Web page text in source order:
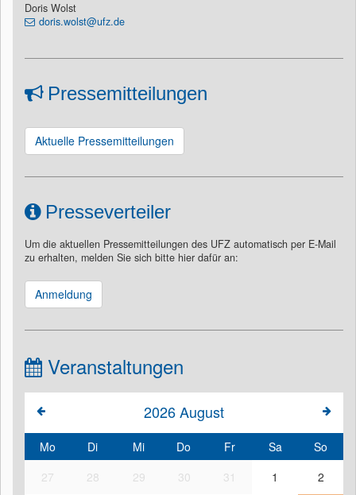
Doris Wolst
doris.wolst@ufz.de
Pressemitteilungen
Aktuelle Pressemitteilungen
Presseverteiler
Um die aktuellen Pressemitteilungen des UFZ automatisch per E-Mail
zu erhalten, melden Sie sich bitte hier dafür an:
Anmeldung
Veranstaltungen
2026August
Mo Di Mi Do Fr Sa
So
27
28 29 30 31 1 2